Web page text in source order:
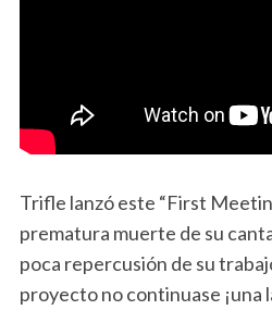
Trifle lanzó este “First
prematura muerte de su
poca repercusión de su
proyecto no continuase ¡una